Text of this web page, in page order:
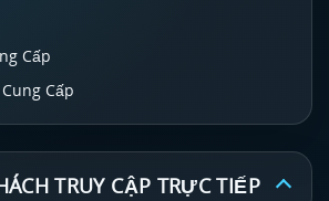
Cấp
Cấp
TRUY CẬP TRỰC TIẾP